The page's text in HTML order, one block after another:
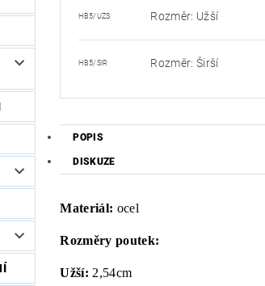
HB5/UZS Rozměr: Užší
HB5/SIR Rozměr: Širší
POPIS
DISKUZE
Materiál: ocel
Rozměry poutek:
Užší: 2,54cm